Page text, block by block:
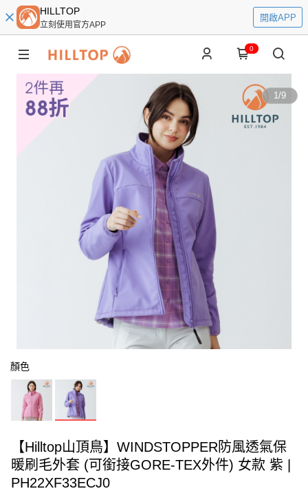
HILLTOP
立刻使用官方APP
開啟APP
0
1/9
顏色
【Hilltop山頂鳥】WINDSTOPPER防風透氣保
暖刷毛外套 (可銜接GORE-TEX外件) 女款 紫 |
PH22XF33ECJ0